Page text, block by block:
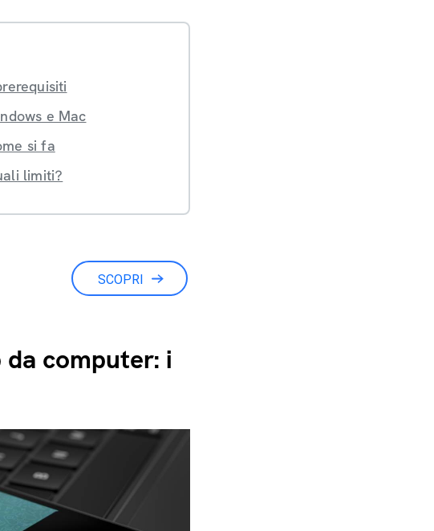
e Mac
si fa
limiti?
SCOPRI
computer: i